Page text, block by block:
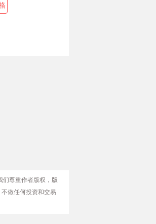
们尊重作者版权，版
做任何投资和交易